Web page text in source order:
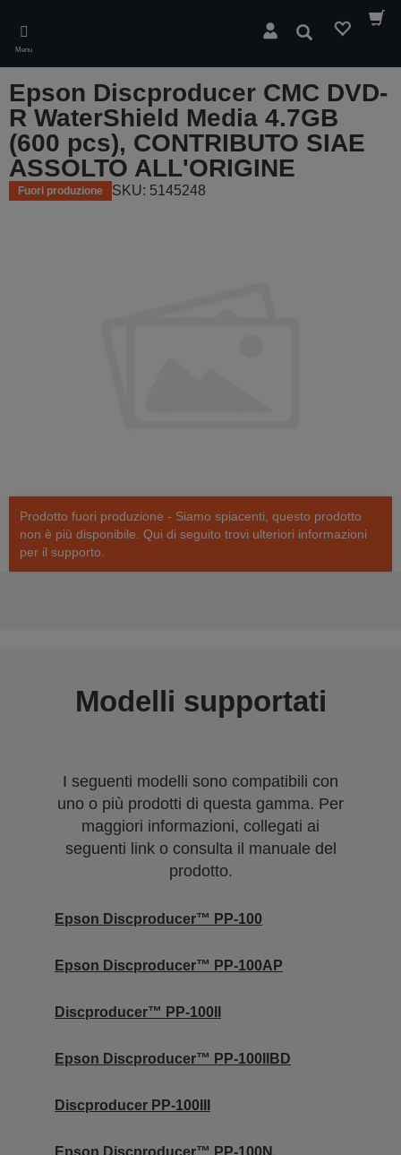
main
content
Menu
Cerca
Epson Discproducer CMC DVD-
R WaterShield Media 4.7GB
(600 pcs), CONTRIBUTO SIAE
ASSOLTO ALL'ORIGINE
Fuori produzione SKU: 5145248
Prodotto fuori produzione - Siamo spiacenti, questo prodotto
non è più disponibile. Qui di seguito trovi ulteriori informazioni
per il supporto.
Modelli supportati
I seguenti modelli sono compatibili con
uno o più prodotti di questa gamma. Per
maggiori informazioni, collegati ai
seguenti link o consulta il manuale del
prodotto.
Epson Discproducer™ PP-100
Epson Discproducer™ PP-100AP
Discproducer™ PP-100II
Epson Discproducer™ PP-100IIBD
Discproducer PP-100III